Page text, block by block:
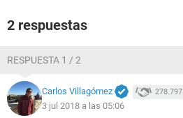
2 respuestas
RESPUESTA 1 / 2
Carlos Villagómez 278.797
3 jul 2018 a las 05:06